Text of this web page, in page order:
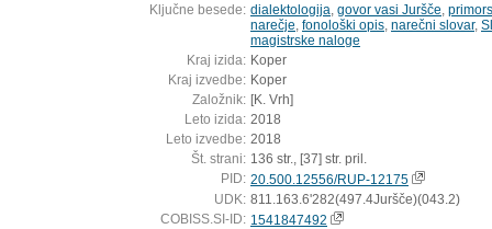
Ključne besede: dialektologija govor vasi Juršče
narečje fonološki opis narečni slovar,
magistrske naloge
Kraj izida: Koper
Kraj izvedbe: Koper
Založnik: [K. Vrh]
Leto izida: 2018
Leto izvedbe: 2018
Št. strani: 136 str., [37] str. pril.
PID: 20.500.12556/RUP-12175
UDK: 811.163.6'282(497.4Juršče)(043.2)
COBISS.SI-ID: 1541847492